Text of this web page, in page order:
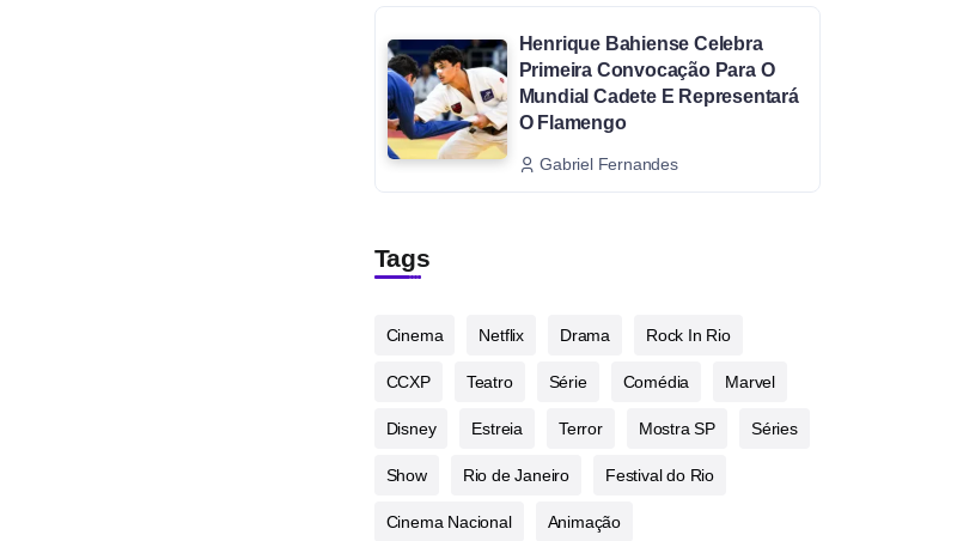
Henrique Bahiense Celebra
Primeira Convocação Para O
Mundial Cadete E Representará
O Flamengo
Gabriel Fernandes
Tags
Cinema Netflix Drama Rock In Rio
CCXP Teatro Série Comédia Marvel
Disney Estreia Terror Mostra SP Séries
Show Rio de Janeiro Festival do Rio
Cinema Nacional Animação